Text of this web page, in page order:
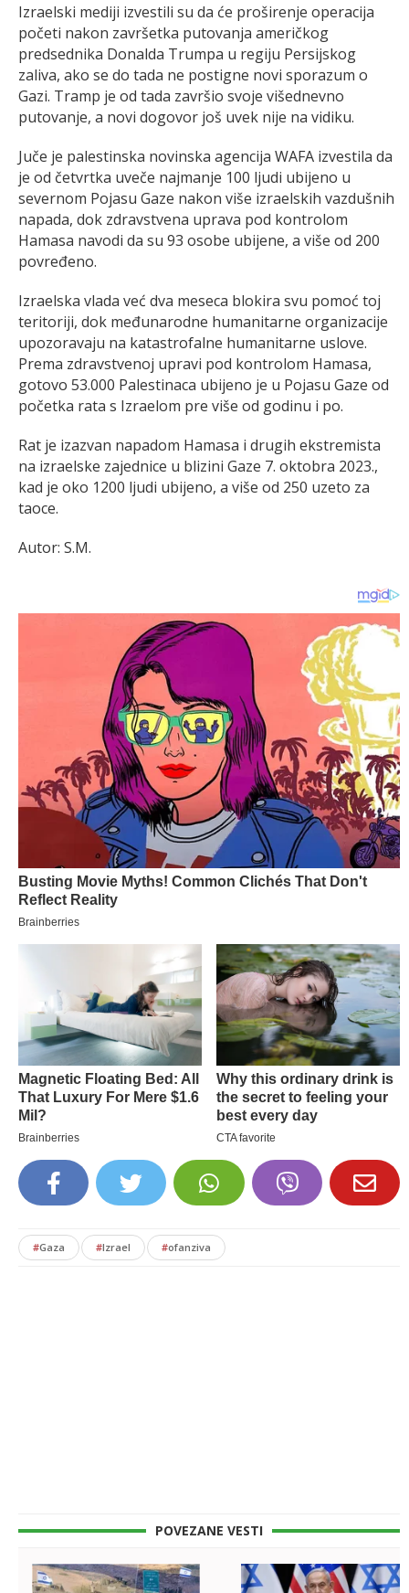
Izraelski mediji izvestili su da će proširenje operacija
početi nakon završetka putovanja američkog
predsednika Donalda Trumpa u regiju Persijskog
zaliva, ako se do tada ne postigne novi sporazum o
Gazi. Tramp je od tada završio svoje višednevno
putovanje, a novi dogovor još uvek nije na vidiku.
Juče je palestinska novinska agencija WAFA izvestila da
je od četvrtka uveče najmanje 100 ljudi ubijeno u
severnom Pojasu Gaze nakon više izraelskih vazdušnih
napada, dok zdravstvena uprava pod kontrolom
Hamasa navodi da su 93 osobe ubijene, a više od 200
povređeno.
Izraelska vlada već dva meseca blokira svu pomoć toj
teritoriji, dok međunarodne humanitarne organizacije
upozoravaju na katastrofalne humanitarne uslove.
Prema zdravstvenoj upravi pod kontrolom Hamasa,
gotovo 53.000 Palestinaca ubijeno je u Pojasu Gaze od
početka rata s Izraelom pre više od godinu i po.
Rat je izazvan napadom Hamasa i drugih ekstremista
na izraelske zajednice u blizini Gaze 7. oktobra 2023.,
kad je oko 1200 ljudi ubijeno, a više od 250 uzeto za
taoce.
Autor: S.M.
#Gaza #Izrael #ofanziva
POVEZANE VESTI